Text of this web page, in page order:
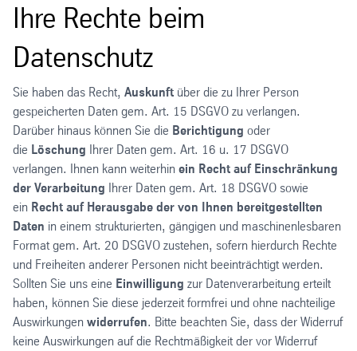
Ihre Rechte beim
Datenschutz
Sie haben das Recht, Auskunft über die zu Ihrer Person
gespeicherten Daten gem. Art. 15 DSGVO zu verlangen.
Darüber hinaus können Sie die Berichtigung oder
die Löschung Ihrer Daten gem. Art. 16 u. 17 DSGVO
verlangen. Ihnen kann weiterhin ein Recht auf Einschränkung
der Verarbeitung Ihrer Daten gem. Art. 18 DSGVO sowie
ein Recht auf Herausgabe der von Ihnen bereitgestellten
Daten in einem strukturierten, gängigen und maschinenlesbaren
Format gem. Art. 20 DSGVO zustehen, sofern hierdurch Rechte
und Freiheiten anderer Personen nicht beeinträchtigt werden.
Sollten Sie uns eine Einwilligung zur Datenverarbeitung erteilt
haben, können Sie diese jederzeit formfrei und ohne nachteilige
Auswirkungen widerrufen. Bitte beachten Sie, dass der Widerruf
keine Auswirkungen auf die Rechtmäßigkeit der vor Widerruf